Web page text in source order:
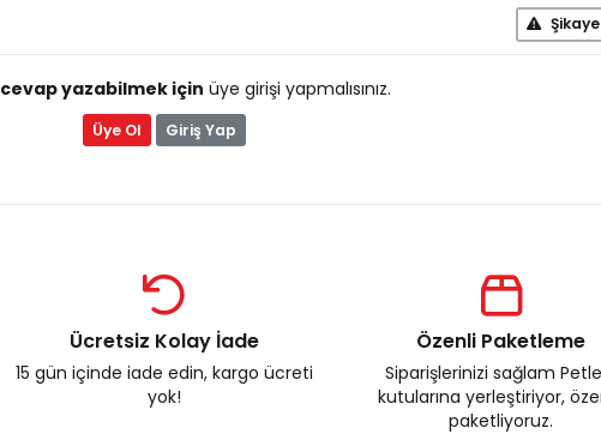
cevap yazabilmek için üye girişi yapmalısınız.
Üye Ol Giriş Yap
Ücretsiz Kolay İade
15 gün içinde iade edin, kargo ücreti
yok!
Özenli Paketleme
Siparişlerinizi sağlam
kutularına yerleştiriyor,
paketliyoruz.